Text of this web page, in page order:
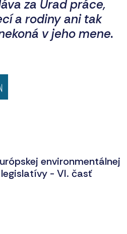
za Úrad práce,
a rodiny ani tak
v jeho mene.
environmentálnej
- VI. časť